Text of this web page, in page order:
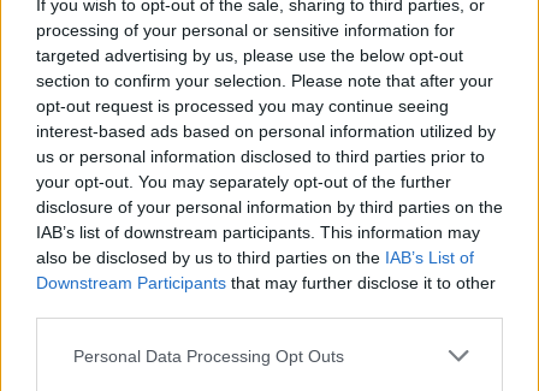
If you wish to opt-out of the sale, sharing to third parties, or
processing of your personal or sensitive information for
targeted advertising by us, please use the below opt-out
section to confirm your selection. Please note that after your
opt-out request is processed you may continue seeing
interest-based ads based on personal information utilized by
us or personal information disclosed to third parties prior to
your opt-out. You may separately opt-out of the further
disclosure of your personal information by third parties on the
IAB’s list of downstream participants. This information may
also be disclosed by us to third parties on the IAB’s List of
Downstream Participants that may further disclose it to other
Personal Data Processing Opt Outs
Διαβάστε επίσης
Τουλάχιστον 50 τραυματίες
από τον σεισμό μεγέθους 7,1
βαθμών στην Ιαπωνία -
δίκτυο
Σεισμός στη Βενεζουέλα –
Ροντρίγκες: Μια πραγματική
τραγωδία